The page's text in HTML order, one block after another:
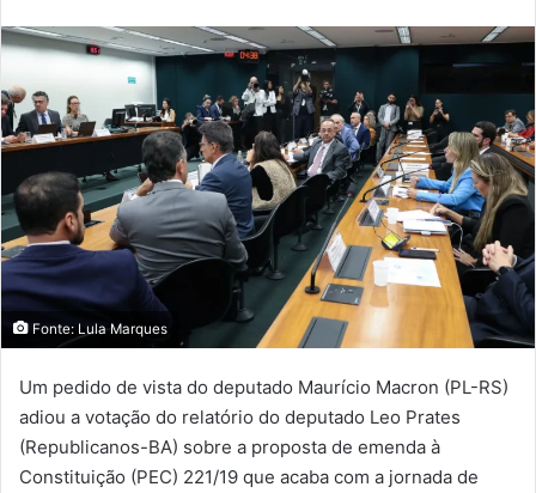
Fonte: Lula Marques
Um pedido de vista do deputado Maurício Macron (PL-RS)
adiou a votação do relatório do deputado Leo Prates
(Republicanos-BA) sobre a proposta de emenda à
Constituição (PEC) 221/19 que acaba com a jornada de